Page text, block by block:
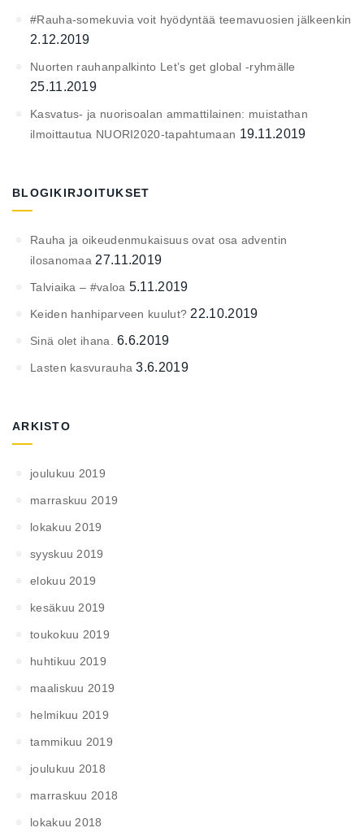
#Rauha-somekuvia voit hyödyntää teemavuosien jälkeenkin
2.12.2019
Nuorten rauhanpalkinto Let’s get global -ryhmälle
25.11.2019
Kasvatus- ja nuorisoalan ammattilainen: muistathan
ilmoittautua NUORI2020-tapahtumaan 19.11.2019
BLOGIKIRJOITUKSET
Rauha ja oikeudenmukaisuus ovat osa adventin
ilosanomaa 27.11.2019
Talviaika – #valoa 5.11.2019
Keiden hanhiparveen kuulut? 22.10.2019
Sinä olet ihana. 6.6.2019
Lasten kasvurauha 3.6.2019
ARKISTO
joulukuu 2019
marraskuu 2019
lokakuu 2019
syyskuu 2019
elokuu 2019
kesäkuu 2019
toukokuu 2019
huhtikuu 2019
maaliskuu 2019
helmikuu 2019
tammikuu 2019
joulukuu 2018
marraskuu 2018
lokakuu 2018